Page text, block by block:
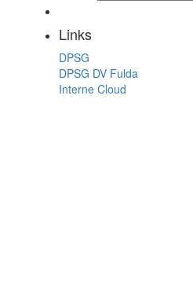
Links
DPSG
DPSG DV Fulda
Interne Cloud